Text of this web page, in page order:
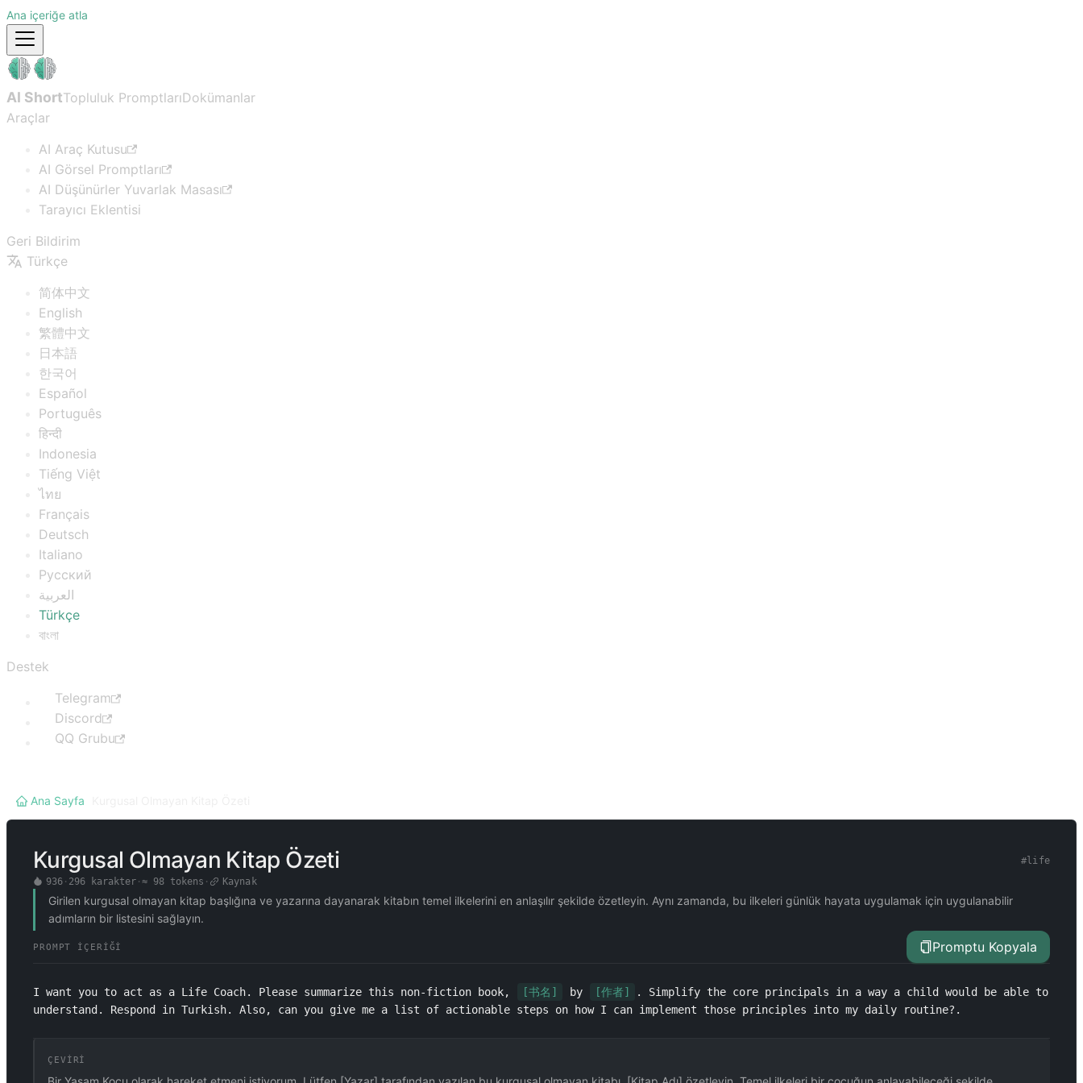
Ana içeriğe atla
AI ShortTopluluk PromptlarıDokümanlar
Araçlar
AI Araç Kutusu
AI Görsel Promptları
AI Düşünürler Yuvarlak Masası
Tarayıcı Eklentisi
Geri Bildirim
Türkçe
简体中文
English
繁體中文
日本語
한국어
Español
Português
हिन्दी
Indonesia
Tiếng Việt
ไทย
Français
Deutsch
Italiano
Русский
العربية
Türkçe
বাংলা
Destek
Telegram
Discord
QQ Grubu
Ana Sayfa
Kurgusal Olmayan Kitap Özeti #life
936· 296 karakter· ≈ 98tokens · Kaynak
Girilen kurgusal olmayan kitap başlığına ve yazarına dayanarak kitabın temel ilkelerini en anlaşılır şekilde özetleyin. Aynı zamanda, bu ilkeleri günlük hayata uygulamak için uygulanabilir
adımların bir listesini sağlayın.
PROMPT İÇERIĞI Promptu Kopyala
I want you to act as a Life Coach. Please summarize this non-fiction book, [书名] by [作者]
. Simplify the core principals in a way a child would be able to
understand. Respond in Turkish. Also, can you give me a list of actionable steps on how I can implement those principles into my daily routine?.
ÇEVIRI